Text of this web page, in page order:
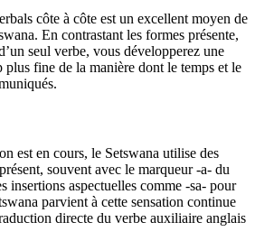
côte à côte est un excellent moyen de
En contrastant les formes présente,
seul verbe, vous développerez une
plus fine de la manière dont le temps et le
est en cours, le Setswana utilise des
souvent avec le marqueur -a- du
insertions aspectuelles comme -sa- pour
parvient à cette sensation continue
directe du verbe auxiliaire anglais